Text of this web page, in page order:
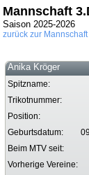
Mannschaft
Saison 2025-2026
zurück zur Mannschaft
Anika Kröger
Spitzname:
Trikotnummer:
Position:
Geburtsdatum:
Beim MTV seit:
Vorherige Vereine: